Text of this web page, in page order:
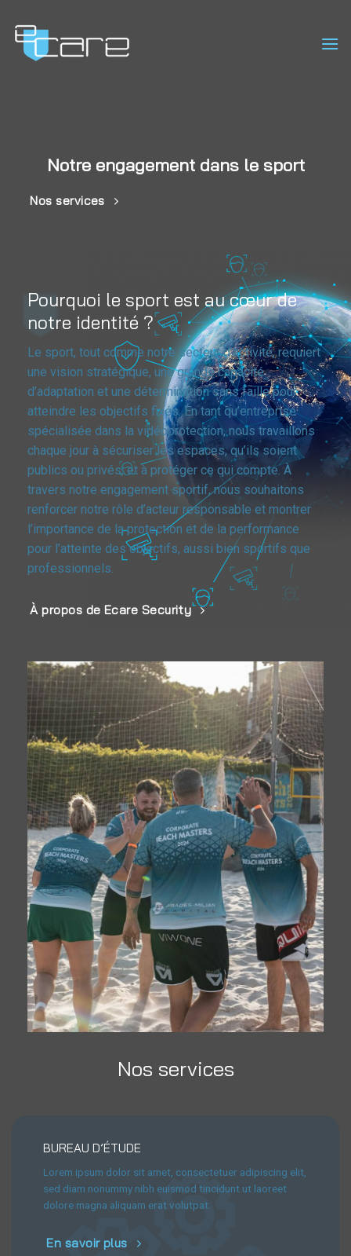
contenu
Notre engagement dans le sport
Nos services
Pourquoi le sport est au cœur de
notre identité ?
Le sport, tout comme notre secteur d’activité, requiert
une vision stratégique, une grande capacité
d’adaptation et une détermination sans faille pour
atteindre les objectifs fixés. En tant qu’entreprise
spécialisée dans la vidéoprotection, nous travaillons
chaque jour à sécuriser les espaces, qu’ils soient
publics ou privés, et à protéger ce qui compte. À
travers notre engagement sportif, nous souhaitons
renforcer notre rôle d’acteur responsable et montrer
l’importance de la protection et de la performance
pour l’atteinte des objectifs, aussi bien sportifs que
professionnels.
À propos de Ecare Security
Nos services
BUREAU D’ÉTUDE
Lorem ipsum dolor sit amet, consectetuer adipiscing elit,
sed diam nonummy nibh euismod tincidunt ut laoreet
dolore magna aliquam erat volutpat.
En savoir plus